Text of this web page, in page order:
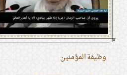
وظيفة المؤمنين